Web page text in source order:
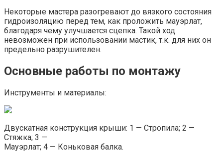
Некоторые мастера разогревают до вязкого состояния
гидроизоляцию перед тем, как проложить мауэрлат,
благодаря чему улучшается сцепка. Такой ход
невозможен при использовании мастик, т.к. для них он
предельно разрушителен.
Основные работы по монтажу
Инструменты и материалы:
Двускатная конструкция крыши: 1 — Стропила; 2 —
Стяжка; 3 —
Мауэрлат; 4 — Коньковая балка.